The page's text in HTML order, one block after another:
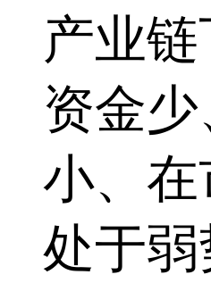
产业链
资金
小、
处于